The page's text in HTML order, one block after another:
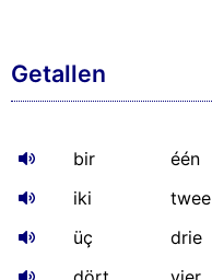
Getallen
bir
één
iki
twee
üç
drie